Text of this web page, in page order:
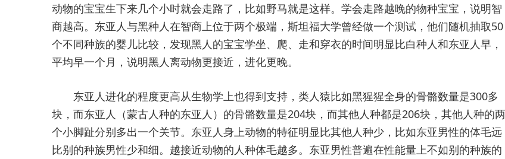
动物的宝宝生下来几个小时就会走路了，比如野马就是这样。学会走路越晚的物种宝宝，说明智
商越高。东亚人与黑种人在智商上位于两个极端，斯坦福大学曾经做一个测试，他们随机抽取50
个不同种族的婴儿比较，发现黑人的宝宝学坐、爬、走和穿衣的时间明显比白种人和东亚人早，
平均早一个月，说明黑人离动物更接近，进化更晚。
东亚人进化的程度更高从生物学上也得到支持，类人猿比如黑猩猩全身的骨骼数量是300多
块，而东亚人（蒙古人种的东亚人）的骨骼数量是204块，而其他人种都是206块，其他人种的两
个小脚趾分别多出一个关节。东亚人身上动物的特征明显比其他人种少，比如东亚男性的体毛远
比别的种族男性少和细。越接近动物的人种体毛越多。东亚男性普遍在性能量上不如别的种族的